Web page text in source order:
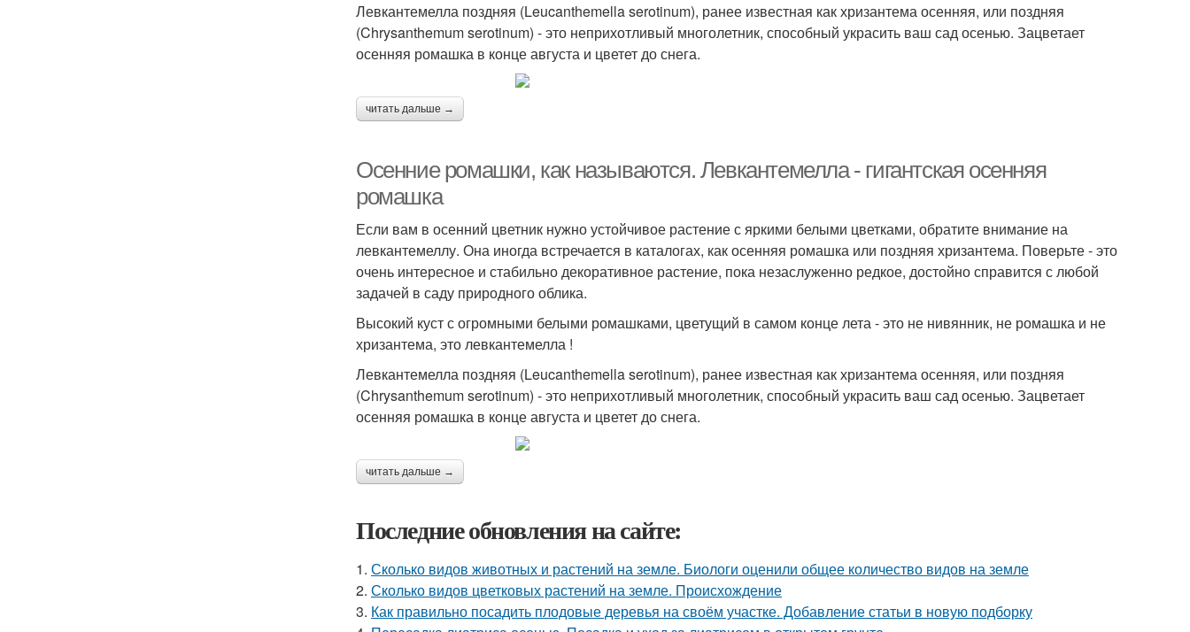
Левкантемелла поздняя (Leucanthemella serotinum), ранее известная как хризантема осенняя, или поздняя
(Chrysanthemum serotinum) - это неприхотливый многолетник, способный украсить ваш сад осенью. Зацветает
осенняя ромашка в конце августа и цветет до снега.
читать дальше →
Осенние ромашки, как называются. Левкантемелла - гигантская осенняя
ромашка
Если вам в осенний цветник нужно устойчивое растение с яркими белыми цветками, обратите внимание на
левкантемеллу. Она иногда встречается в каталогах, как осенняя ромашка или поздняя хризантема. Поверьте - это
очень интересное и стабильно декоративное растение, пока незаслуженно редкое, достойно справится с любой
задачей в саду природного облика.
Высокий куст с огромными белыми ромашками, цветущий в самом конце лета - это не нивянник, не ромашка и не
хризантема, это левкантемелла !
Левкантемелла поздняя (Leucanthemella serotinum), ранее известная как хризантема осенняя, или поздняя
(Chrysanthemum serotinum) - это неприхотливый многолетник, способный украсить ваш сад осенью. Зацветает
осенняя ромашка в конце августа и цветет до снега.
читать дальше →
Последние обновления на сайте:
1. Сколько видов животных и растений на земле. Биологи оценили общее количество видов на земле
2. Сколько видов цветковых растений на земле. Происхождение
3. Как правильно посадить плодовые деревья на своём участке. Добавление статьи в новую подборку